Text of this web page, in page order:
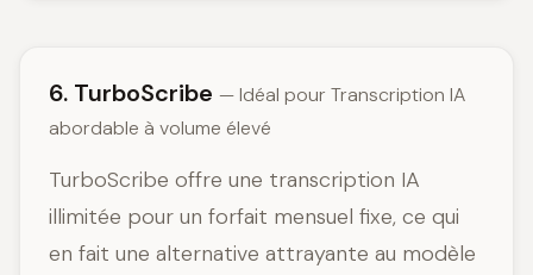
6. TurboScribe — Idéal pour Transcription IA
abordable à volume élevé
TurboScribe offre une transcription IA
illimitée pour un forfait mensuel fixe, ce qui
en fait une alternative attrayante au modèle